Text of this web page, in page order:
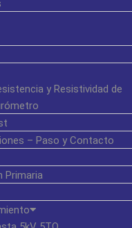
y Resistividad de
– Paso y Contacto
Primaria